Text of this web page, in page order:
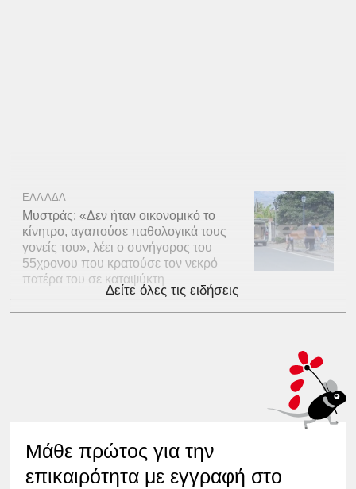
ΕΛΛΑΔΑ
Μυστράς: «Δεν ήταν οικονομικό το
κίνητρο, αγαπούσε παθολογικά τους
γονείς του», λέει ο συνήγορος του
55χρονου που κρατούσε τον νεκρό
πατέρα του σε καταψύκτη
Δείτε όλες τις ειδήσεις
Μάθε πρώτος για την
επικαιρότητα με εγγραφή στο